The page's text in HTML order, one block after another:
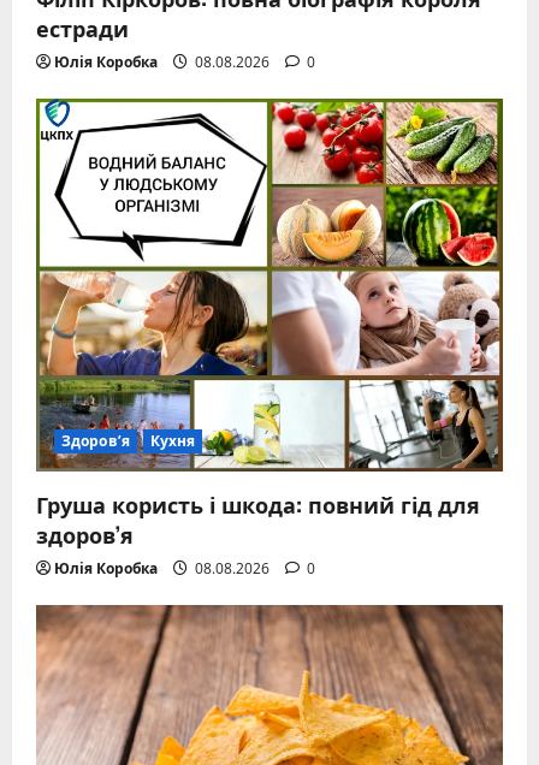
естради
Юлія Коробка 08.08.2026 0
Здоров’я Кухня
Груша користь і шкода: повний гід для
здоров’я
Юлія Коробка 08.08.2026 0